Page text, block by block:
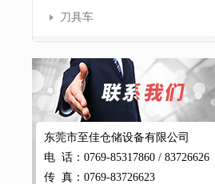
刀具车
东莞市至佳仓储设备有限公司
电 话：0769-85317860 / 83726626
传 真：0769-83726623